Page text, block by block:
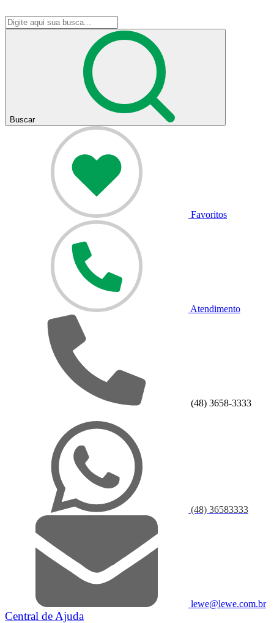
Buscar
Favoritos
Atendimento
(48) 3658-3333
(48) 36583333
lewe@lewe.com.br
Central de Ajuda